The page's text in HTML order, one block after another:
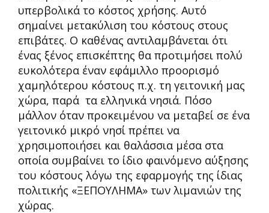
υπερβολικά το κόστος χρήσης. Αυτό
σημαίνει μετακύλιση του κόστους στους
επιβάτες. Ο καθένας αντιλαμβάνεται ότι
ένας ξένος επισκέπτης θα προτιμήσει πολύ
ευκολότερα έναν εφάμιλλο προορισμό
χαμηλότερου κόστους π.χ. τη γειτονική μας
χώρα, παρά τα ελληνικά νησιά. Πόσο
μάλλον όταν προκειμένου να μεταβεί σε ένα
γειτονικό μικρό νησί πρέπει να
χρησιμοποιήσει και θαλάσσια μέσα στα
οποία συμβαίνει το ίδιο φαινόμενο αύξησης
του κόστους λόγω της εφαρμογής της ίδιας
πολιτικής «ΞΕΠΟΥΛΗΜΑ» των λιμανιών της
χώρας.